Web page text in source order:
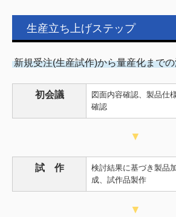
生産立ち上げステップ
新規受注(生産試作)から量産化まで
初会議
図面内容確認、製品仕
確認
▼
試 作
検討結果に基づき製品
成、試作品製作
▼